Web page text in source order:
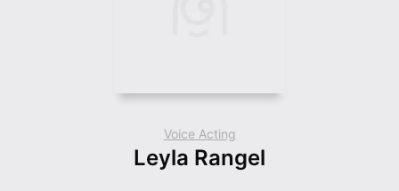
Voice Acting
Leyla Rangel